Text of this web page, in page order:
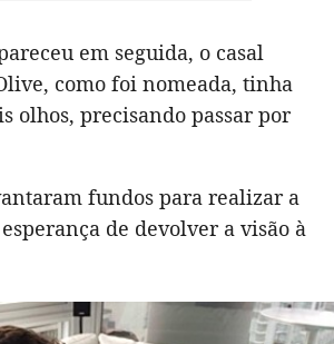
em seguida, o casal
como foi nomeada, tinha
olhos, precisando passar por
fundos para realizar a
de devolver a visão à